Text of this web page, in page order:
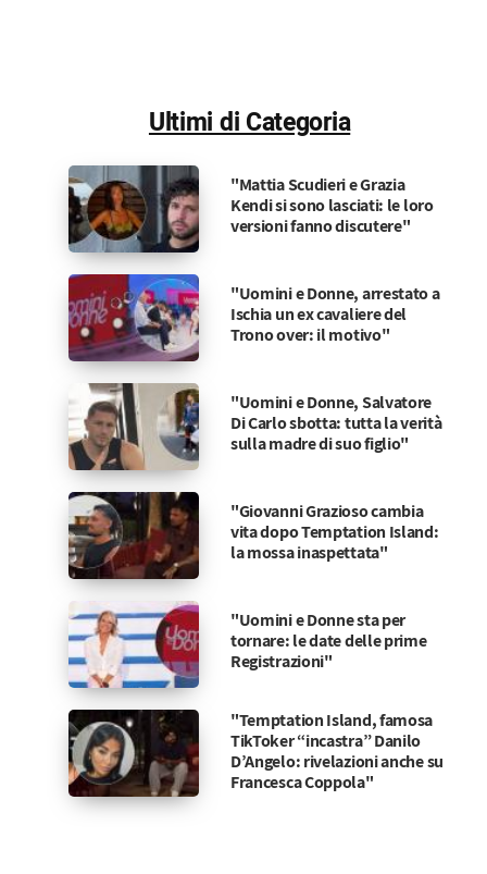
Ultimi di Categoria
"Mattia Scudieri e Grazia
Kendi si sono lasciati: le loro
versioni fanno discutere"
"Uomini e Donne, arrestato a
Ischia un ex cavaliere del
Trono over: il motivo"
"Uomini e Donne, Salvatore
Di Carlo sbotta: tutta la verità
sulla madre di suo figlio"
"Giovanni Grazioso cambia
vita dopo Temptation Island:
la mossa inaspettata"
"Uomini e Donne sta per
tornare: le date delle prime
Registrazioni"
"Temptation Island, famosa
TikToker “incastra” Danilo
D’Angelo: rivelazioni anche su
Francesca Coppola"